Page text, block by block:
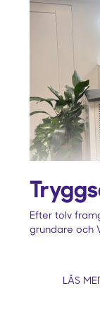
Efter tolv
grundare och
LÄS